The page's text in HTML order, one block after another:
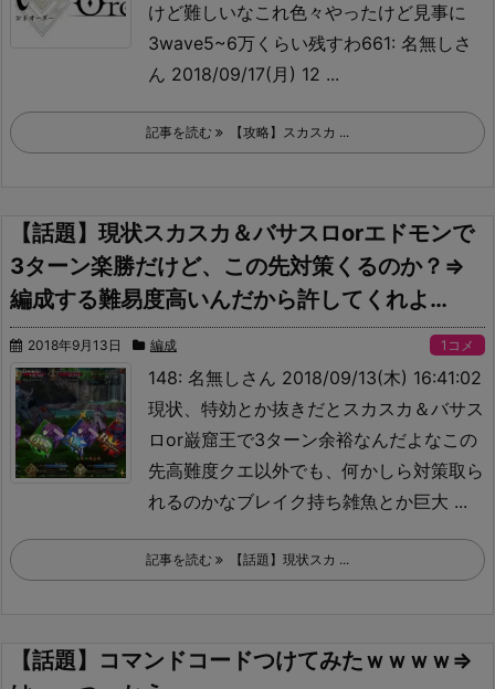
けど難しいなこれ色々やったけど見事に
3wave5~6万くらい残すわ661: 名無しさ
ん 2018/09/17(月) 12 ...
記事を読む 【攻略】スカスカ ...
【話題】現状スカスカ＆バサスロorエドモンで
3ターン楽勝だけど、この先対策くるのか？⇒
編成する難易度高いんだから許してくれよ…
2018年9月13日 編成 1コメ
148: 名無しさん 2018/09/13(木) 16:41:02
現状、特効とか抜きだとスカスカ＆バサス
ロor巌窟王で3ターン余裕なんだよなこの
先高難度クエ以外でも、何かしら対策取ら
れるのかなブレイク持ち雑魚とか巨大 ...
記事を読む 【話題】現状スカ ...
【話題】コマンドコードつけてみたｗｗｗｗ⇒